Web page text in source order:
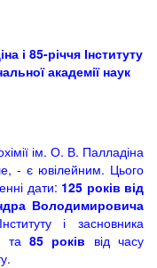
і 85-річчя Інституту
академії наук
ім. О. В. Палладіна
- є ювілейним. Цього
дати: 125 років від
Володимировича
і засновника
та 85 років від часу